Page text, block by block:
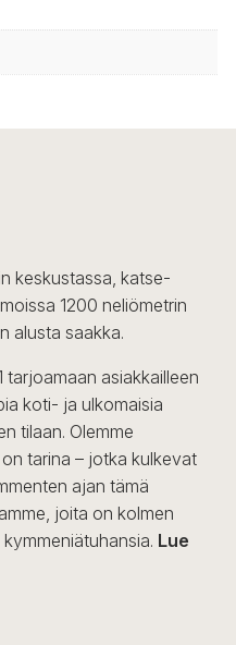
keskustassa, katse-
1200 neliömetrin
alusta saakka.
asiakkailleen
koti- ja ulkomaisia
tilaan. Olemme
tarina – jotka kulkevat
ajan tämä
joita on kolmen
Lue